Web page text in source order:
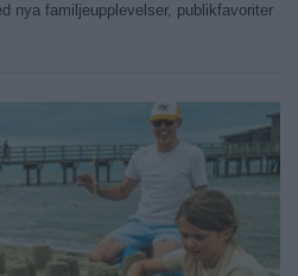
nya familjeupplevelser, publikfavoriter